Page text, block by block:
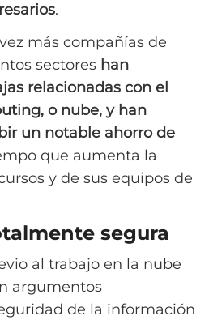
.
más compañías de
sectores han
relacionadas con el
o nube, y han
un notable ahorro de
que aumenta la
y de sus equipos de
segura
al trabajo en la nube
argumentos
de la información